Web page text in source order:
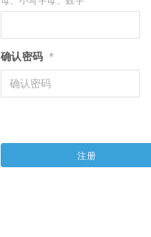
确认密码 *